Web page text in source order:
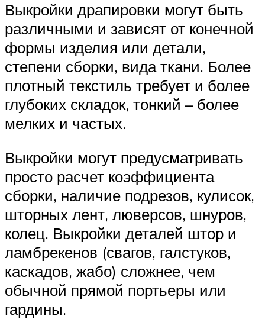
Выкройки драпировки могут быть
различными и зависят от конечной
формы изделия или детали,
степени сборки, вида ткани. Более
плотный текстиль требует и более
глубоких складок, тонкий – более
мелких и частых.
Выкройки могут предусматривать
просто расчет коэффициента
сборки, наличие подрезов, кулисок,
шторных лент, люверсов, шнуров,
колец. Выкройки деталей штор и
ламбрекенов (свагов, галстуков,
каскадов, жабо) сложнее, чем
обычной прямой портьеры или
гардины.